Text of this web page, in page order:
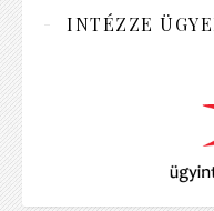
INTÉZZE